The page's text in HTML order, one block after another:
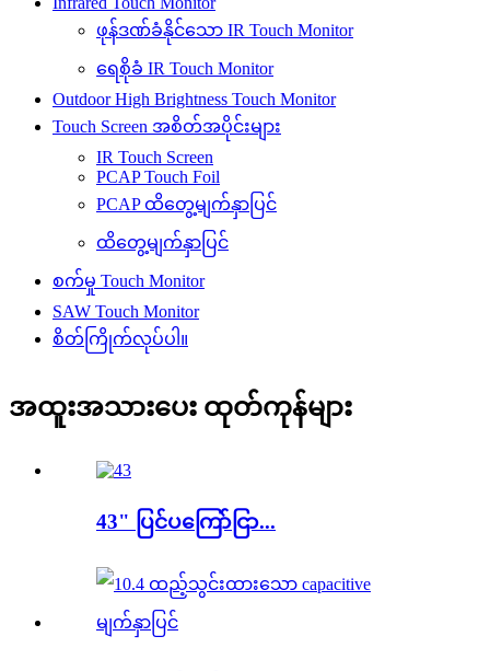
ဖုန်ဒဏ်ခံနိုင်သော IR Touch Monitor
ရေစိုခံ IR Touch Monitor
Outdoor High Brightness Touch Monitor
Touch Screen အစိတ်အပိုင်းများ
IR Touch Screen
PCAP Touch Foil
PCAP ထိတွေ့မျက်နှာပြင်
ထိတွေ့မျက်နှာပြင်
စက်မှု Touch Monitor
SAW Touch Monitor
စိတ်ကြိုက်လုပ်ပါ။
အထူးအသားပေး ထုတ်ကုန်များ
43" ပြင်ပကြော်ငြာ...